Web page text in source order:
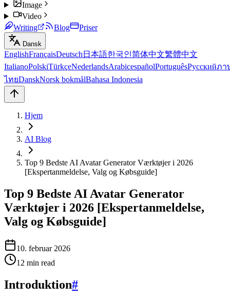
Image
Video
Writing
Blog Priser
Dansk
EnglishFrançaisDeutsch 日本語한국인简体中文繁體中文
ItalianoPolskiTürkçeNederlandsArabicespañolPortuguêsРусскийภา
ไทยDanskNorsk bokmålBahasa Indonesia
Hjem
AI Blog
Top 9 Bedste AI Avatar Generator Værktøjer i 2026
[Ekspertanmeldelse, Valg og Købsguide]
Top 9 Bedste AI Avatar Generator
Værktøjer i 2026 [Ekspertanmeldelse,
Valg og Købsguide]
10. februar 2026
12 min read
Introduktion#